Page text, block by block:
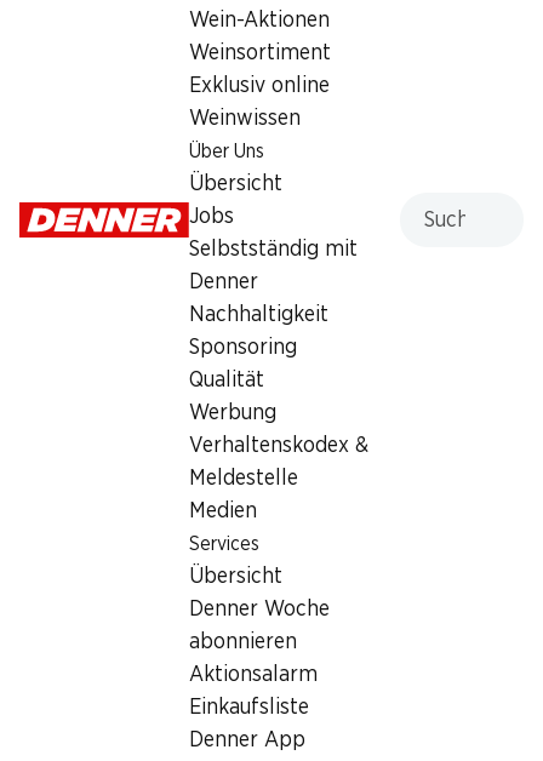
Wein-Aktionen
Weinsortiment
Exklusiv online
Weinwissen
Über Uns
Übersicht
Jobs
Selbstständig mit
Denner
Nachhaltigkeit
Sponsoring
Qualität
Werbung
Verhaltenskodex &
Meldestelle
Medien
Services
Übersicht
Denner Woche
abonnieren
Aktionsalarm
Einkaufsliste
Denner App
Wochenaktionen
Feldschlösschen Bier
26%
Feldschlösschen Bier
40%
18.60
Feldschlösschen Bier
Braufrisch